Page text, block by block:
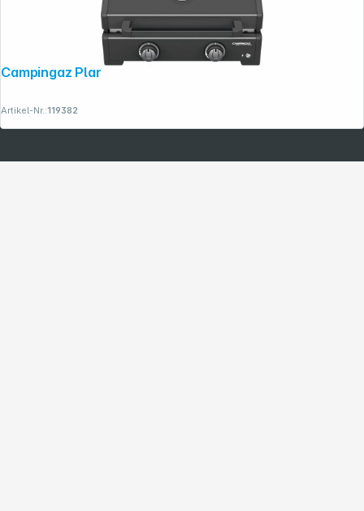
Campingaz Plancha Onyx 2
Artikel-Nr.:119382